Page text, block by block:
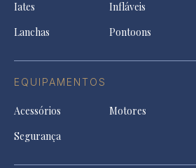
Iates Infláveis
Lanchas
Pontoons
EQUIPAMENTOS
Acessórios Motores
Segurança